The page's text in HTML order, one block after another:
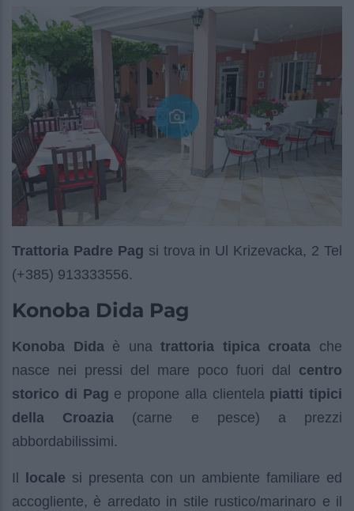
Trattoria Padre Pag si trova in Ul Krizevacka, 2 Tel
(+385) 913333556.
Konoba Dida Pag
Konoba Didaè unatrattoria tipica croata che
nasce nei pressi del mare poco fuori dal centro
storico di Pag e propone alla clientela piatti tipici
della Croazia (carne e pesce) a prezzi
abbordabilissimi.
Il locale si presenta con un ambiente familiare ed
accogliente, è arredato in stile rustico/marinaro e il